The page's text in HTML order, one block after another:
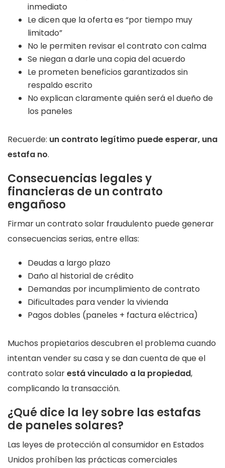
inmediato
Le dicen que la oferta es “por tiempo muy
limitado”
No le permiten revisar el contrato con calma
Se niegan a darle una copia del acuerdo
Le prometen beneficios garantizados sin
respaldo escrito
No explican claramente quién será el dueño de
los paneles
Recuerde: un contrato legítimo puede esperar, una
estafa no.
Consecuencias legales y
financieras de un contrato
engañoso
Firmar un contrato solar fraudulento puede generar
consecuencias serias, entre ellas:
Deudas a largo plazo
Daño al historial de crédito
Demandas por incumplimiento de contrato
Dificultades para vender la vivienda
Pagos dobles (paneles + factura eléctrica)
Muchos propietarios descubren el problema cuando
intentan vender su casa y se dan cuenta de que el
contrato solarestá vinculado a la propiedad,
complicando la transacción.
¿Qué dice la ley sobre las estafas
de paneles solares?
Las leyes de protección al consumidor en Estados
Unidos prohíben las prácticas comerciales